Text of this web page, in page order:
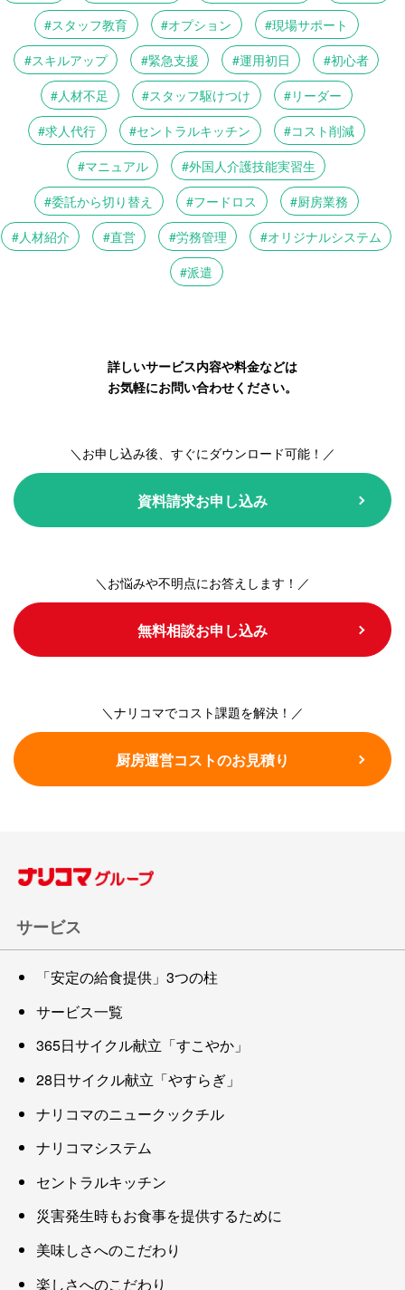
スタッフ教育 オプション
現場サポート
スキルアップ
緊急支援 運用初日
初心者
人材不足
スタッフ駆けつけ
リーダー
求人代行
セントラルキッチン
コスト削減
マニュアル
外国人介護技能実習生
委託から切り替え
フードロス
厨房業務
人材紹介
直営 労務管理
オリジナルシステム
派遣
詳しいサービス内容や料金などは
お気軽にお問い合わせください。
＼お申し込み後、すぐにダウンロード可能！／
資料請求お申し込み
＼お悩みや不明点にお答えします！／
無料相談お申し込み
＼ナリコマでコスト課題を解決！／
厨房運営コストのお見積り
サービス
「安定の給食提供」3つの柱
サービス一覧
365日サイクル献立「すこやか」
28日サイクル献立「やすらぎ」
ナリコマのニュークックチル
ナリコマシステム
セントラルキッチン
災害発生時もお食事を提供するために
美味しさへのこだわり
楽しさへのこだわり